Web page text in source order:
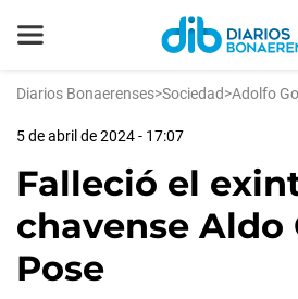
Diarios Bonaerenses>Sociedad>Adolfo
5 de abril de 2024 - 17:07
Falleció el
chavense Aldo
Pose